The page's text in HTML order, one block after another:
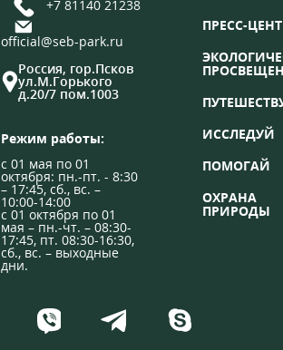
+7 81140 21238
official@seb-park.ru
Россия, гор.Псков
ул.М.Горького
д.20/7 пом.1003
Режим работы:
с 01 мая по 01
октября: пн.-пт. - 8:30
– 17:45, сб., вс. –
10:00-14:00
с 01 октября по 01
мая – пн.-чт. – 08:30-
17:45, пт. 08:30-16:30,
сб., вс. – выходные
дни.
ПРЕСС-
ИССЛЕДУЙ
ПОМОГАЙ
ОХРАНА
ПРИРОДЫ